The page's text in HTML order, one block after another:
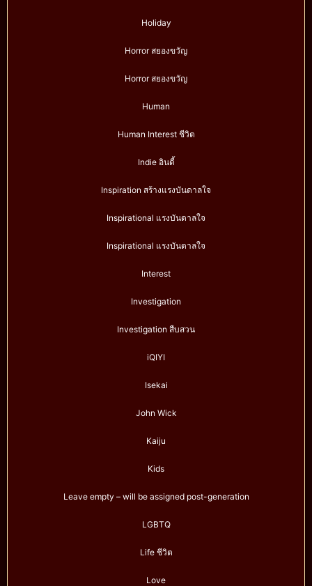
Holiday
Horror สยองขวัญ
Horror สยองขวัญ
Human
Human Interest ชีวิต
Indie อินดี้
Inspiration สร้างแรงบันดาลใจ
Inspirational แรงบันดาลใจ
Inspirational แรงบันดาลใจ
Interest
Investigation
Investigation สืบสวน
iQIYI
Isekai
John Wick
Kaiju
Kids
Leave empty – will be assigned post-generation
LGBTQ
Life ชีวิต
Love